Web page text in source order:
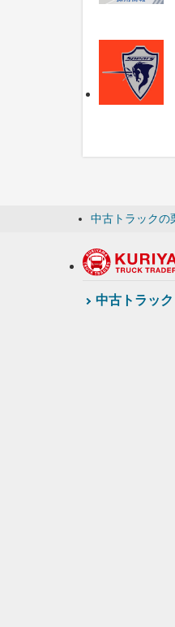
中古トラックの
中古トラック